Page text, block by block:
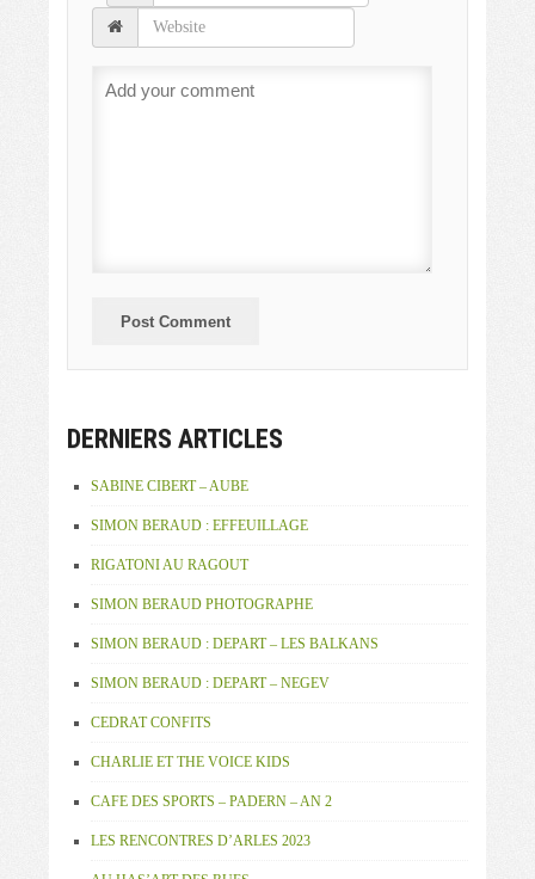
DERNIERS ARTICLES
SABINE CIBERT – AUBE
SIMON BERAUD : EFFEUILLAGE
RIGATONI AU RAGOUT
SIMON BERAUD PHOTOGRAPHE
SIMON BERAUD : DEPART – LES BALKANS
SIMON BERAUD : DEPART – NEGEV
CEDRAT CONFITS
CHARLIE ET THE VOICE KIDS
CAFE DES SPORTS – PADERN – AN 2
LES RENCONTRES D’ARLES 2023